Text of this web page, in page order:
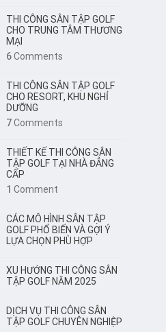
THI CÔNG SÂN TẬP GOLF
CHO TRUNG TÂM THƯƠNG
MẠI
6Comments
THI CÔNG SÂN TẬP GOLF
CHO RESORT, KHU NGHỈ
DƯỠNG
7Comments
THIẾT KẾ THI CÔNG SÂN
TẬP GOLF TẠI NHÀ ĐẲNG
CẤP
1 Comment
CÁC MÔ HÌNH SÂN TẬP
GOLF PHỔ BIẾN VÀ GỢI Ý
LỰA CHỌN PHÙ HỢP
XU HƯỚNG THI CÔNG SÂN
TẬP GOLF NĂM 2025
DỊCH VỤ THI CÔNG SÂN
TẬP GOLF CHUYÊN NGHIỆP